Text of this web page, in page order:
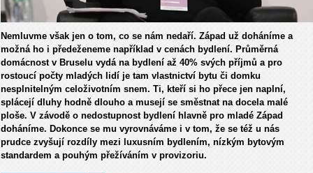
Nemluvme však jen o tom, co se nám nedaří. Západ už doháníme a
možná ho i předeženeme například v cenách bydlení. Průměrná
domácnost v Bruselu vydá na bydlení až 40% svých příjmů a pro
rostoucí počty mladých lidí je tam vlastnictví bytu či domku
nesplnitelným celoživotním snem. Ti, kteří si ho přece jen naplní,
splácejí dluhy hodně dlouho a musejí se směstnat na docela malé
ploše. V závodě o nedostupnost bydlení hlavně pro mladé Západ
doháníme. Dokonce se mu vyrovnáváme i v tom, že se též u nás
prudce zvyšují rozdíly mezi luxusním bydlením, nízkým bytovým
standardem a pouhým přežíváním v provizoriu.